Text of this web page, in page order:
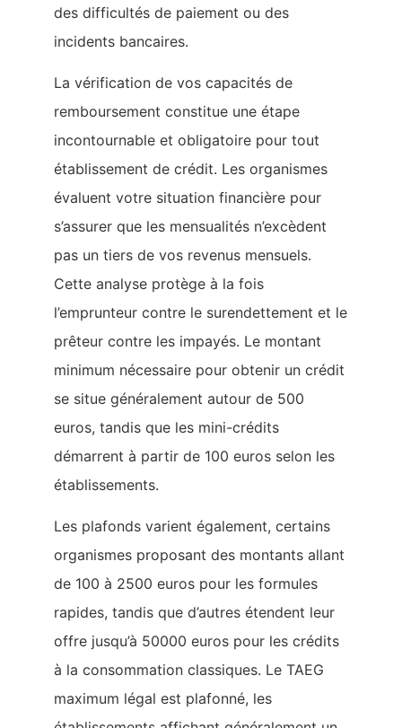
des difficultés de paiement ou des
incidents bancaires.
La vérification de vos capacités de
remboursement constitue une étape
incontournable et obligatoire pour tout
établissement de crédit. Les organismes
évaluent votre situation financière pour
s’assurer que les mensualités n’excèdent
pas un tiers de vos revenus mensuels.
Cette analyse protège à la fois
l’emprunteur contre le surendettement et le
prêteur contre les impayés. Le montant
minimum nécessaire pour obtenir un crédit
se situe généralement autour de 500
euros, tandis que les mini-crédits
démarrent à partir de 100 euros selon les
établissements.
Les plafonds varient également, certains
organismes proposant des montants allant
de 100 à 2500 euros pour les formules
rapides, tandis que d’autres étendent leur
offre jusqu’à 50000 euros pour les crédits
à la consommation classiques. Le TAEG
maximum légal est plafonné, les